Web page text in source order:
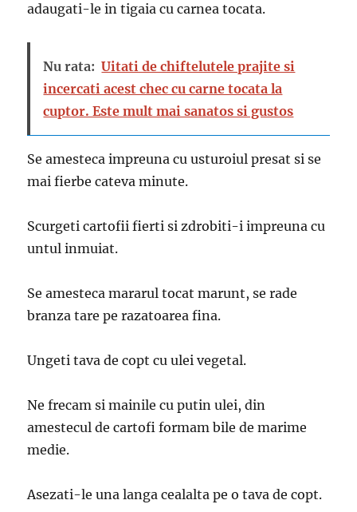
adaugati-le in tigaia cu carnea tocata.
Nu rata: Uitati de chiftelutele prajite si
incercati acest chec cu carne tocata la
cuptor. Este mult mai sanatos si gustos
Se amesteca impreuna cu usturoiul presat si se
mai fierbe cateva minute.
Scurgeti cartofii fierti si zdrobiti-i impreuna cu
untul inmuiat.
Se amesteca mararul tocat marunt, se rade
branza tare pe razatoarea fina.
Ungeti tava de copt cu ulei vegetal.
Ne frecam si mainile cu putin ulei, din
amestecul de cartofi formam bile de marime
medie.
Asezati-le una langa cealalta pe o tava de copt.